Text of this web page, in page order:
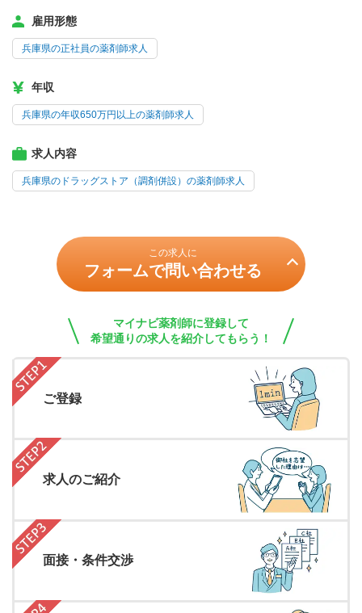
雇用形態
兵庫県の正社員の薬剤師求人
年収
兵庫県の年収650万円以上の薬剤師求人
求人内容
兵庫県のドラッグストア（調剤併設）の薬剤師求人
この求人に
フォームで問い合わせる
マイナビ薬剤師に登録して
希望通りの求人を紹介してもらう！
ご登録
求人のご紹介
面接・条件交渉